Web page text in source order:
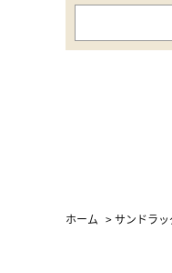
ホーム >サンドラッ